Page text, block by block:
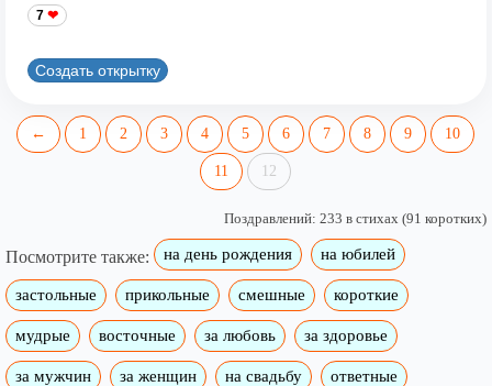
7
Создать открытку
← 1 2 3 4 5 6 7 8 9 10
11 12
Поздравлений: 233 в стихах (91 коротких)
Посмотрите также: на день рождения на юбилей
застольные прикольные смешные короткие
мудрые восточные за любовь за здоровье
за мужчин за женщин на свадьбу ответные